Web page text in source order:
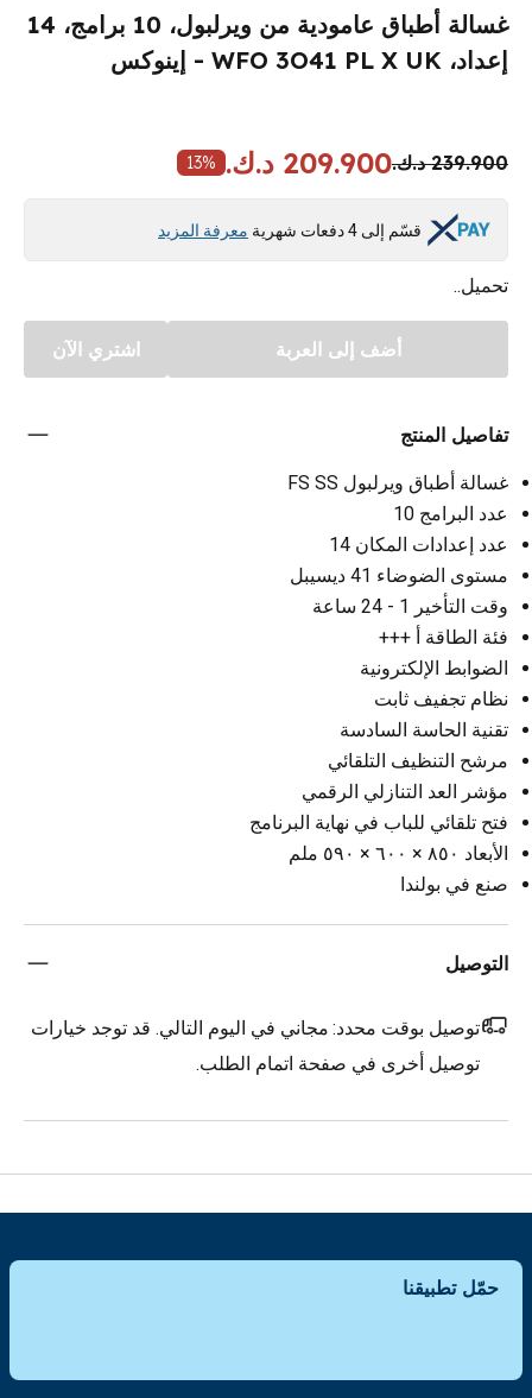
غسالة أطباق عامودية من ويرلبول، 10 برامج، 14
إعداد، WFO 3O41 PL X UK - إينوكس
239.900 د.ك. 209.900 د.ك. 13%
قسّم إلى 4 دفعات شهرية معرفة المزيد
تحميل..
أضف إلى العربة اشتري الآن
تفاصيل المنتج
غسالة أطباق ويرلبول FS SS
عدد البرامج 10
عدد إعدادات المكان 14
مستوى الضوضاء 41 ديسيبل
وقت التأخير 1 - 24 ساعة
فئة الطاقة أ +++
الضوابط الإلكترونية
نظام تجفيف ثابت
تقنية الحاسة السادسة
مرشح التنظيف التلقائي
مؤشر العد التنازلي الرقمي
فتح تلقائي للباب في نهاية البرنامج
الأبعاد ٨٥٠ × ٦٠٠ × ٥٩٠ ملم
صنع في بولندا
التوصيل
توصيل بوقت محدد: مجاني في اليوم التالي. قد توجد خيارات
توصيل أخرى في صفحة اتمام الطلب.
حمّل تطبيقنا